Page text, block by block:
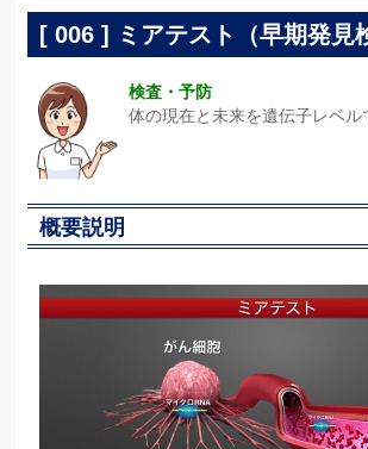
[ 006 ] ミアテスト（早期発見
検査・予防
体の現在と未来を遺伝子レベル
概要説明